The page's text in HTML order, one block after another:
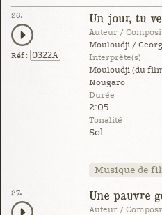
26.
Réf : 0322A
Un jour, tu
Auteur /
Mouloudji /
Interprète(s)
Mouloudji (du
Nougaro
Durée
2:05
Tonalité
Sol
Musique de
27. Une pauvre
Auteur /